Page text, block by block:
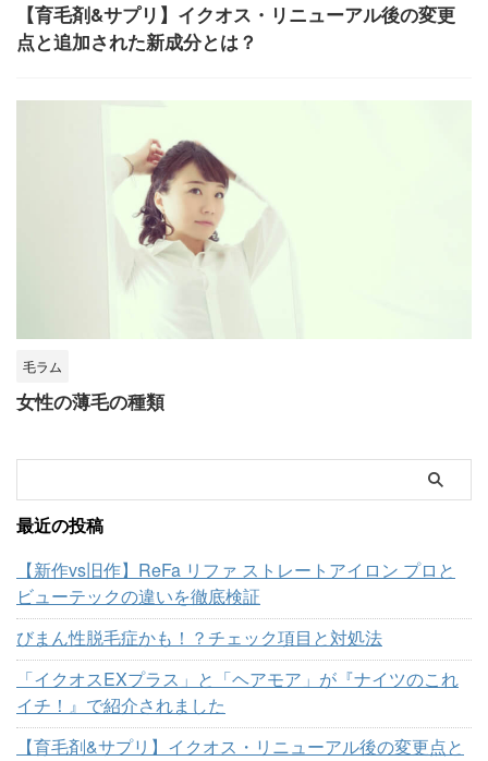
【育毛剤&サプリ】イクオス・リニューアル後の変更
点と追加された新成分とは？
毛ラム
女性の薄毛の種類
最近の投稿
【新作vs旧作】ReFa リファ ストレートアイロン プロと
ビューテックの違いを徹底検証
びまん性脱毛症かも！？チェック項目と対処法
「イクオスEXプラス」と「ヘアモア」が『ナイツのこれ
イチ！』で紹介されました
【育毛剤&サプリ】イクオス・リニューアル後の変更点と